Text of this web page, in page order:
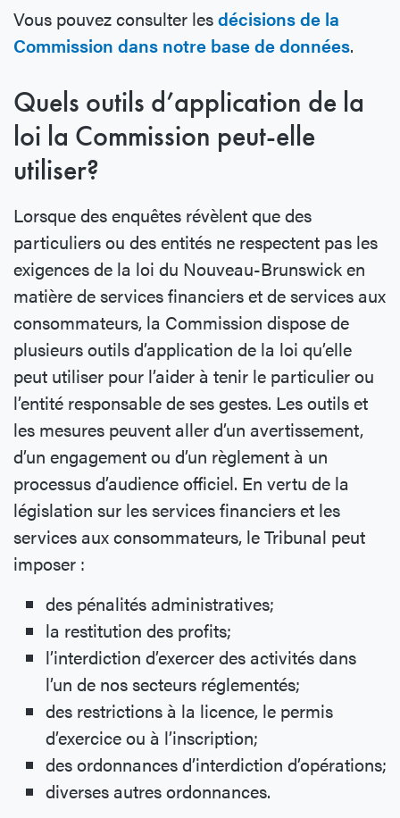
Vous pouvez consulter lesdécisions de la
Commission dans notre base de données.
Quels outils d’application de la
loi la Commission peut-elle
utiliser?
Lorsque des enquêtes révèlent que des
particuliers ou des entités ne respectent pas les
exigences de la loi du Nouveau-Brunswick en
matière de services financiers et de services aux
consommateurs, la Commission dispose de
plusieurs outils d’application de la loi qu’elle
peut utiliser pour l’aider à tenir le particulier ou
l’entité responsable de ses gestes. Les outils et
les mesures peuvent aller d’un avertissement,
d’un engagement ou d’un règlement à un
processus d’audience officiel. En vertu de la
législation sur les services financiers et les
services aux consommateurs, le Tribunal peut
imposer :
des pénalités administratives;
la restitution des profits;
l’interdiction d’exercer des activités dans
l’un de nos secteurs réglementés;
des restrictions à la licence, le permis
d’exercice ou à l’inscription;
des ordonnances d’interdiction d’opérations;
diverses autres ordonnances.